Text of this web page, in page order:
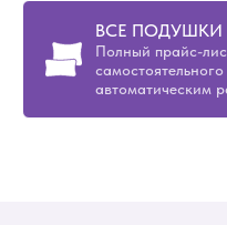
ВСЕ
Полный прайс-
автоматическим